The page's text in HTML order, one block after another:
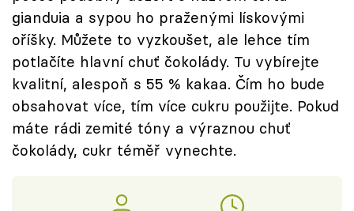
Sledujte nás
gianduia a sypou ho praženými lískovými
oříšky. Můžete to vyzkoušet, ale lehce tím
potlačíte hlavní chuť čokolády. Tu vybírejte
kvalitní, alespoň s 55 % kakaa. Čím ho bude
obsahovat více, tím více cukru použijte. Pokud
máte rádi zemité tóny a výraznou chuť
čokolády, cukr téměř vynechte.